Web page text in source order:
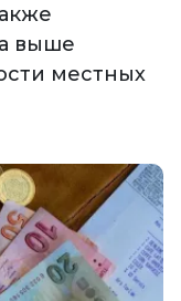
выше
местных